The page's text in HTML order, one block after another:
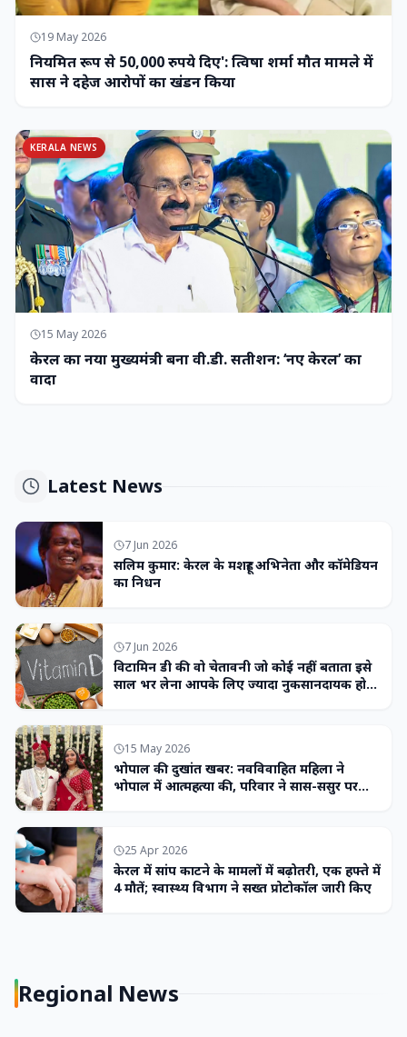
19 May 2026
नियमित रूप से 50,000 रुपये दिए': त्विषा शर्मा मौत मामले में
सास ने दहेज आरोपों का खंडन किया
KERALA NEWS
15 May 2026
केरल का नया मुख्यमंत्री बना वी.डी. सतीशन: ‘नए केरल’ का
वादा
Latest News
7 Jun 2026
सलिम कुमार: केरल के मशहूर अभिनेता और कॉमेडियन
का निधन
7 Jun 2026
विटामिन डी की वो चेतावनी जो कोई नहीं बताता इसे
साल भर लेना आपके लिए ज्यादा नुकसानदायक हो
15 May 2026
भोपाल की दुखांत खबर: नवविवाहित महिला ने
भोपाल में आत्महत्या की, परिवार ने सास-ससुर पर
25 Apr 2026
केरल में सांप काटने के मामलों में बढ़ोतरी, एक हफ्ते में
4 मौतें; स्वास्थ्य विभाग ने सख्त प्रोटोकॉल जारी किए
Regional News